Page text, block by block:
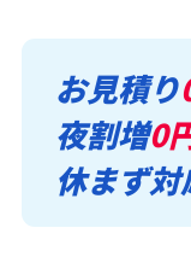
お見積り
夜割増0
休まず対